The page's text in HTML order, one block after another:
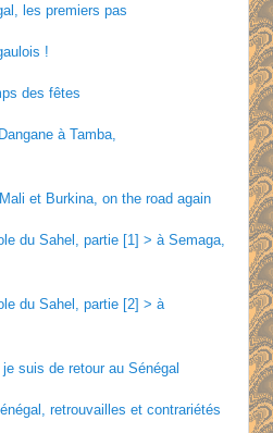
les premiers pas
!
des fêtes
à Tamba,
et Burkina, on the road again
du Sahel, partie [1] > à Semaga,
du Sahel, partie [2] > à
suis de retour au Sénégal
retrouvailles et contrariétés